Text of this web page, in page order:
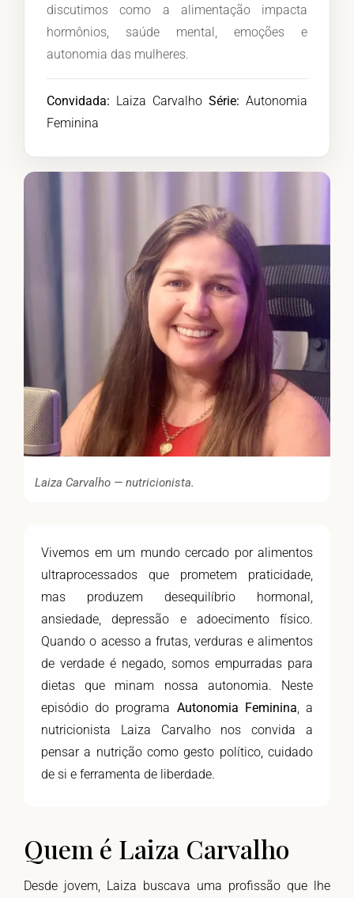
discutimos como a alimentação impacta
hormônios, saúde mental, emoções e
autonomia das mulheres.
Convidada: Laiza Carvalho Série: Autonomia
Feminina
Laiza Carvalho — nutricionista.
Vivemos em um mundo cercado por alimentos
ultraprocessados que prometem praticidade,
mas produzem desequilíbrio hormonal,
ansiedade, depressão e adoecimento físico.
Quando o acesso a frutas, verduras e alimentos
de verdade é negado, somos empurradas para
dietas que minam nossa autonomia. Neste
episódio do programa Autonomia Feminina, a
nutricionista Laiza Carvalho nos convida a
pensar a nutrição como gesto político, cuidado
de si e ferramenta de liberdade.
Quem é Laiza Carvalho
Desde jovem, Laiza buscava uma profissão que lhe